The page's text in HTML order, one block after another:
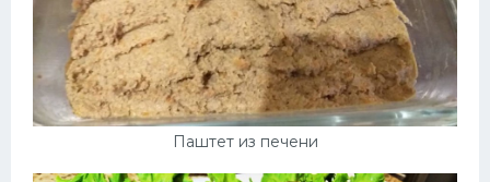
Паштет из печени